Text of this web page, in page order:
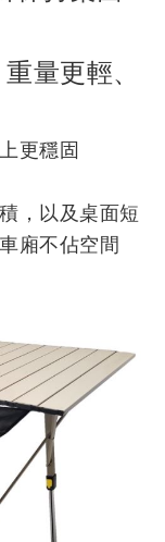
量更輕、
更穩固
，以及桌面短
廂不佔空間